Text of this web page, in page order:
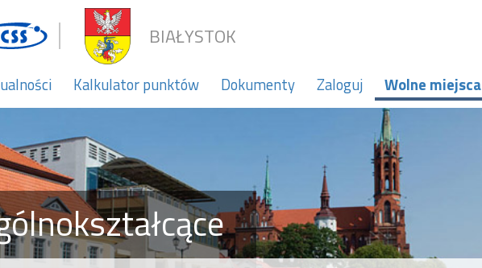
BIAŁYSTOK
Kalkulator punktów Dokumenty Zaloguj Wolne miejsca